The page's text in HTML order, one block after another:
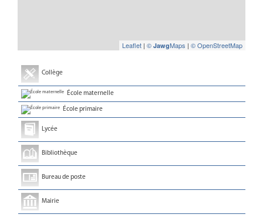
Leaflet | © JawgMaps | © OpenStreetMap
Collège
École maternelle
École primaire
Lycée
Bibliothèque
Bureau de poste
Mairie